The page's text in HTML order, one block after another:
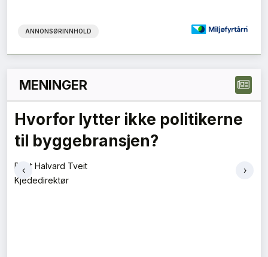
ANNONSØRINNHOLD
MENINGER
Hvorfor lytter ikke politikerne
til byggebransjen?
Bent Halvard Tveit
Kjededirektør
‹ ›